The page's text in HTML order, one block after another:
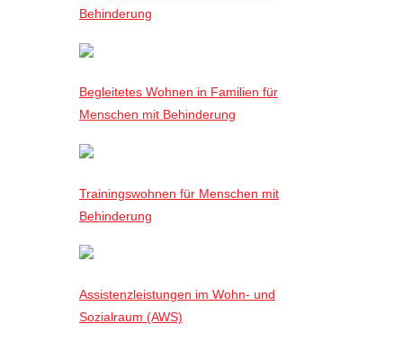
Behinderung
Begleitetes Wohnen in Familien für
Menschen mit Behinderung
Trainingswohnen für Menschen mit
Behinderung
Assistenzleistungen im Wohn- und
Sozialraum (AWS)